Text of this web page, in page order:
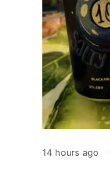
14 hours ago